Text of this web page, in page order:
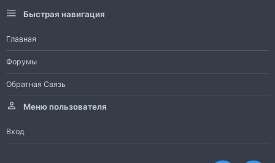
Быстрая навигация
Главная
Форумы
Обратная Связь
Меню пользователя
Вход